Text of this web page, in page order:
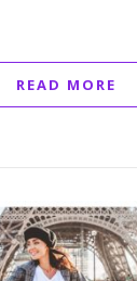
READ MORE